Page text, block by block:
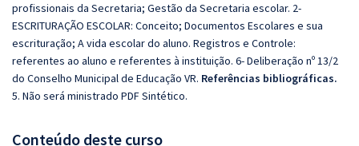
profissionais da Secretaria; Gestão da Secretaria escolar. 2-
ESCRITURAÇÃO ESCOLAR: Conceito; Documentos Escolares e sua
escrituração; A vida escolar do aluno. Registros e Controle:
referentes ao aluno e referentes à instituição. 6- Deliberação nº 13/2
do Conselho Municipal de Educação VR. Referências bibliográficas.
5. Não será ministrado PDF Sintético.
Conteúdo deste curso